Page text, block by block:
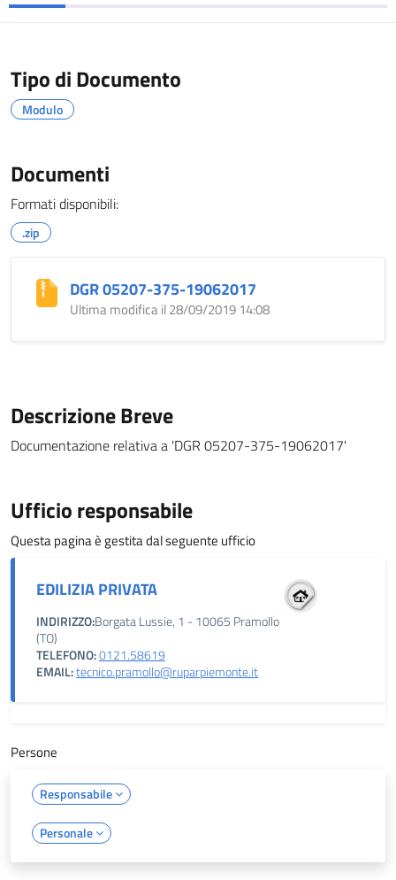
Tipo di Documento
Modulo
Documenti
Formati disponibili:
.zip
DGR 05207-375-19062017
Ultima modifica il 28/09/2019 14:08
Descrizione Breve
Documentazione relativa a 'DGR 05207-375-19062017'
Ufficio responsabile
Questa pagina è gestita dal seguente ufficio
EDILIZIA PRIVATA
INDIRIZZO:Borgata Lussie, 1 - 10065 Pramollo
(TO)
TELEFONO:0121.58619
EMAIL:tecnico.pramollo@ruparpiemonte.it
Persone
Responsabile
Personale